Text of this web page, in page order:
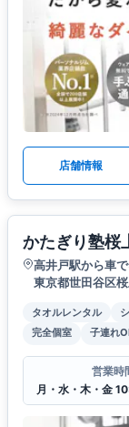
店舗情報
かたぎり塾桜
高井戸駅から車
東京都世田谷区
タオルレンタル
完全個室
子連れ
営業時
月・水・木・金